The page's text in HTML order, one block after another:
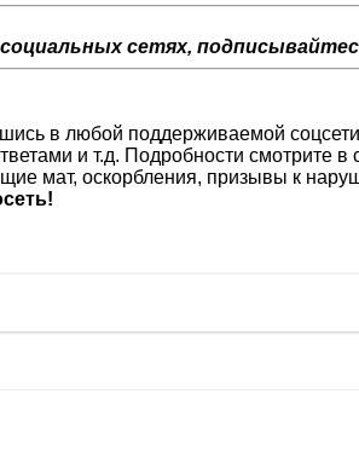
сетях,
в любой поддерживаемой
и т.д. Подробности смотрите
мат, оскорбления, призывы к